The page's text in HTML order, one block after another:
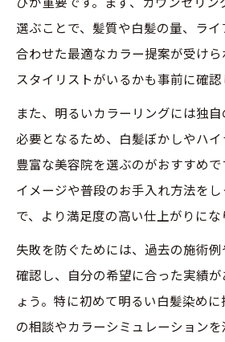
選ぶことで、髪質や白髪の量、ラ
合わせた最適なカラー提案が受け
スタイリストがいるかも事前に確認
また、明るいカラーリングには独
必要となるため、白髪ぼかしやハ
豊富な美容院を選ぶのがおすすめ
イメージや普段のお手入れ方法を
で、より満足度の高い仕上がりにな
失敗を防ぐためには、過去の施術
確認し、自分の希望に合った実績
ょう。特に初めて明るい白髪染め
の相談やカラーシミュレーション